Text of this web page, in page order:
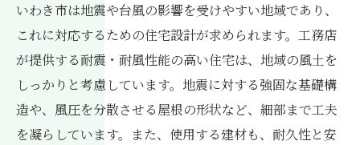
いわき市は地震や台風の影響を受けやすい地域であり、
これに対応するための住宅設計が求められます。工務店
が提供する耐震・耐風性能の高い住宅は、地域の風土を
しっかりと考慮しています。地震に対する強固な基礎構
造や、風圧を分散させる屋根の形状など、細部まで工夫
を凝らしています。また、使用する建材も、耐久性と安